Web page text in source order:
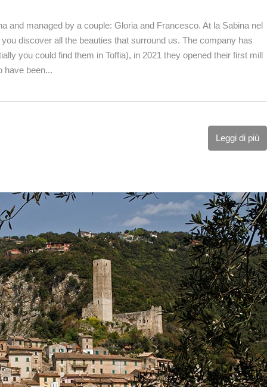
and managed by a couple: Gloria and Francesco. At la Sabina nel
discover all the beauties that surround us. The company has
you could find them in Toffia), in 2021 they opened their first mill
have been...
Leggi di più